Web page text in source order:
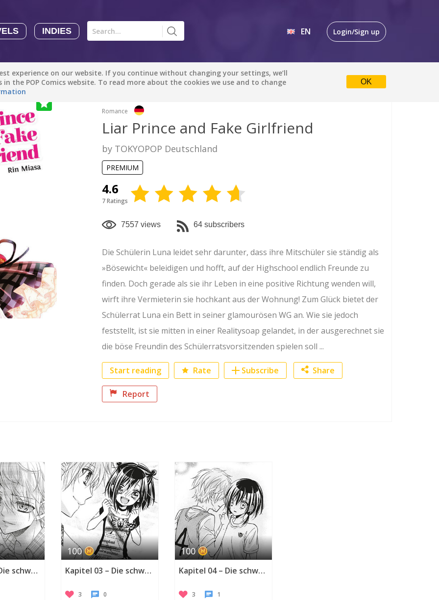
INDIES
Manga Tutorials with Sophie-chan
Sophie-chan
PREMIUM
Beauty and The Beast - The Beast's Tale (Disney Manga)
Disney Manga
PREMIUM
show more
EN Login/Sign up
experience on our website. If you continue without changing your settings, we’ll
the POP Comics website. To read more about the cookies we use and to change
OK
Romance
Liar Prince and Fake Girlfriend
by TOKYOPOP Deutschland
PREMIUM
4.6
7 Ratings
7557 views 64 subscribers
Die Schülerin Luna leidet sehr darunter, dass ihre Mitschüler sie ständig als
»Bösewicht« beleidigen und hofft, auf der Highschool endlich Freunde zu
finden. Doch gerade als sie ihr Leben in eine positive Richtung wenden will,
wirft ihre Vermieterin sie hochkant aus der Wohnung! Zum Glück bietet der
Schülerrat Luna ein Bett in seiner glamourösen WG an. Wie sie jedoch
feststellt, ist sie mitten in einer Realitysoap gelandet, in der ausgerechnet sie
die böse Freundin des Schülerratsvorsitzenden spielen soll ...
Start reading Subscribe
Rate Share
Report
Kapitel 02 – Die schwarze Katze erfährt das Geheimnis des Engels
100
Kapitel 03 – Die schwarze Katze begreift, wie die Welt funktioniert
3 0
100
Kapitel 04 – Die schwarze Katze erkennt das wahre Gesicht des Engels
3 1